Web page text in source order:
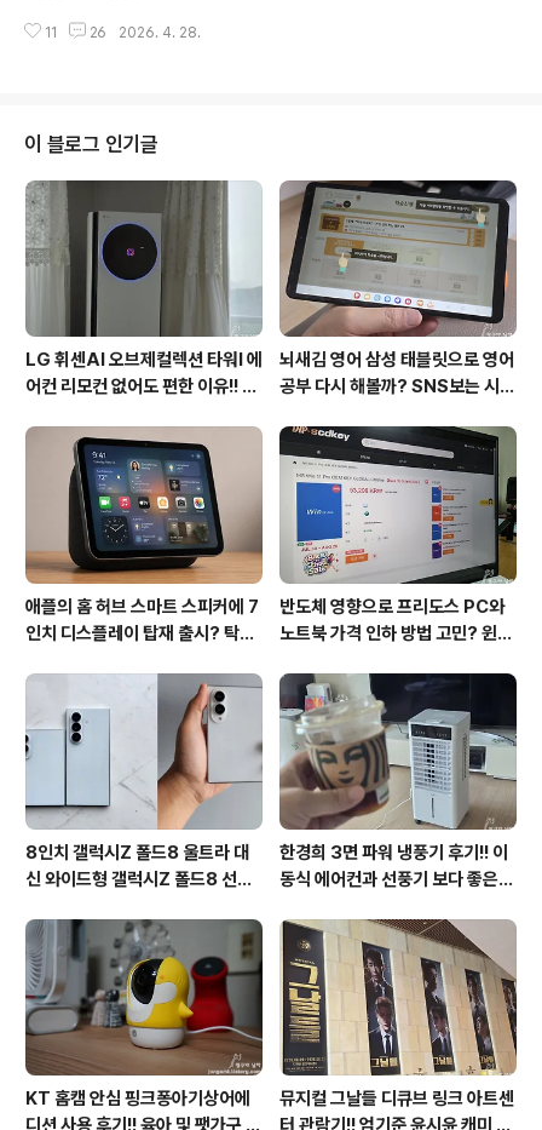
갤럭시 글래스에 대해 알아볼까요? 스마트폰 대체 디바인
폰을 사주자니 여러 가지도 고민하게 되고요. 갤럭시A37
은 중저가 및 보급형 기기를 사용하고 있습니다. 삼성전자
가 보급형 모델 갤럭시 A37을 출시하면서 카메라 성능과
전반적인 속도 그리고 배터리 수명과 같은 중요한 부분에
서 얼마나 업그레이드를 했는지 살펴보도록 하겠습니다.
삼성 갤럭시 A37 후면 디자인 삼성 보급형 스마트폰 갤럭
시A37은 일반 사용자들이 중급 스마트폰에서 ..
11 26 2026. 4. 28.
이 블로그 인기글
LG 휘센AI 오브제컬렉션 타워I 에
어컨 리모컨 없어도 편한 이유!! 7
후기
뇌새김 영어 삼성 태블릿으로 영어
공부 다시 해볼까? SNS보는 시간
애플의 홈 허브 스마트 스피커에 7
인치 디스플레이 탑재 출시? 탁상
체제 적용!!
반도체 영향으로 프리도스 PC와
노트북 가격 인하 방법 고민? 윈도
방법?(feat. vip-scdkeys)
8인치 갤럭시Z 폴드8 울트라 대
신 와이드형 갤럭시Z 폴드8 선
이 미제공!!
한경희 3면 파워 냉풍기 후기!! 이
동식 에어컨과 선풍기 보다 좋은
KT 홈캠 안심 핑크퐁아기상어에
뮤지컬 그날들 디큐브 링크 아트센